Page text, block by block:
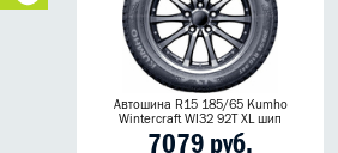
Автошина R15 185/65 Kumho
Wintercraft WI32 92T XL шип
7079 руб.